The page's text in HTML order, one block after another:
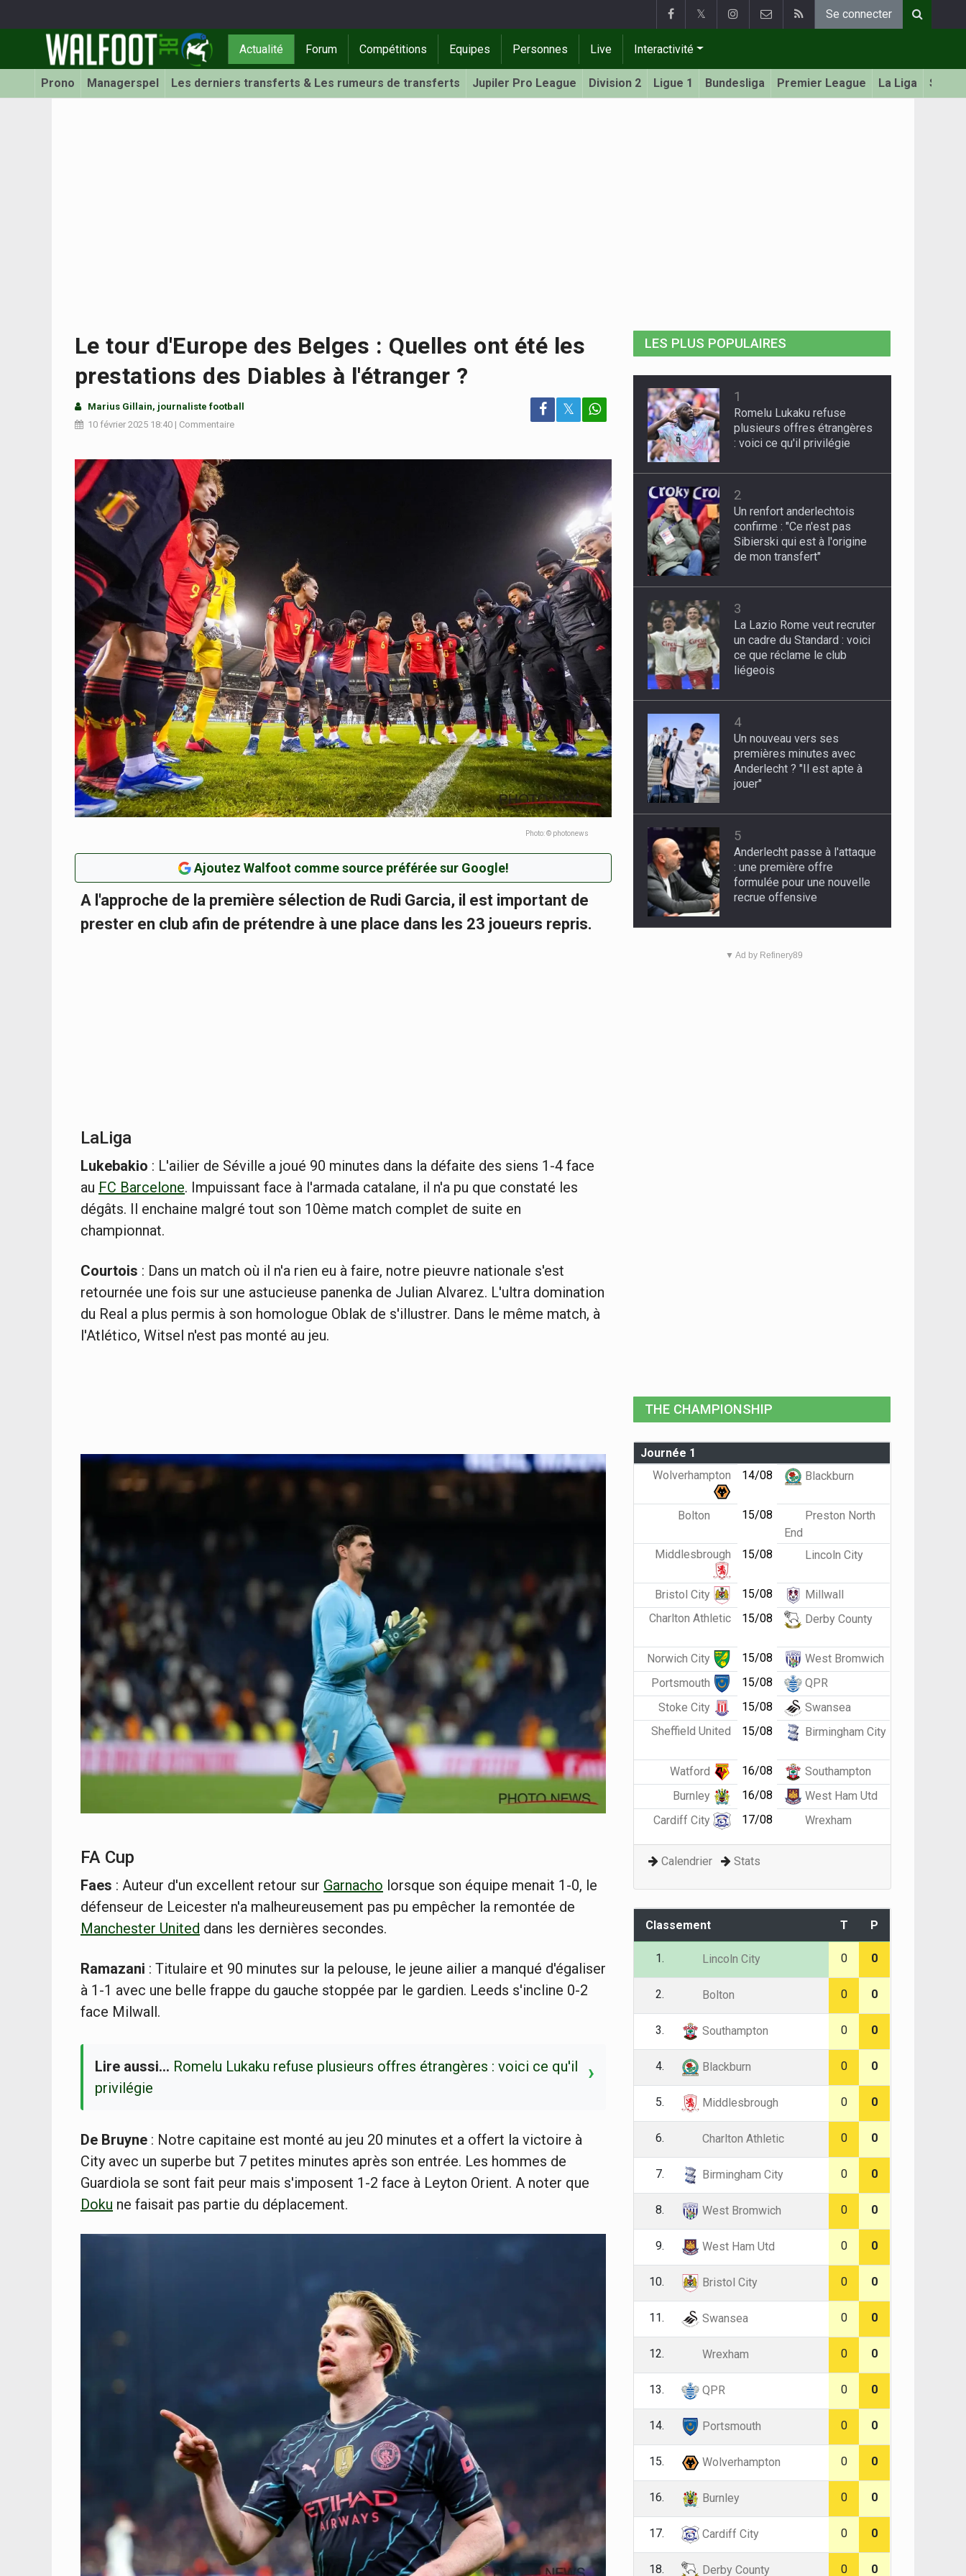
𝕏 Se connecter
Actualité Forum Compétitions Equipes Personnes Live Interactivité
Prono Managerspel Les derniers transferts & Les rumeurs de transferts Jupiler Pro League Division 2 Ligue 1 Bundesliga Premier League La Liga Serie
Le tour d'Europe des Belges : Quelles ont été les
prestations des Diables à l'étranger ?
Marius Gillain, journaliste football
10 février 2025 18:40 | Commentaire
𝕏
Photo: © photonews
Ajoutez Walfoot comme source préférée sur Google!
A l'approche de la première sélection de Rudi Garcia, il est important de
prester en club afin de prétendre à une place dans les 23 joueurs repris.
LaLiga
Lukebakio : L'ailier de Séville a joué 90 minutes dans la défaite des siens 1-4 face
au FC Barcelone. Impuissant face à l'armada catalane, il n'a pu que constaté les
dégâts. Il enchaine malgré tout son 10ème match complet de suite en
championnat.
Courtois : Dans un match où il n'a rien eu à faire, notre pieuvre nationale s'est
retournée une fois sur une astucieuse panenka de Julian Alvarez. L'ultra domination
du Real a plus permis à son homologue Oblak de s'illustrer. Dans le même match, à
l'Atlético, Witsel n'est pas monté au jeu.
FA Cup
Faes : Auteur d'un excellent retour sur Garnacho lorsque son équipe menait 1-0, le
défenseur de Leicester n'a malheureusement pas pu empêcher la remontée de
Manchester United dans les dernières secondes.
Ramazani : Titulaire et 90 minutes sur la pelouse, le jeune ailier a manqué d'égaliser
à 1-1 avec une belle frappe du gauche stoppée par le gardien. Leeds s'incline 0-2
face Milwall.
Lire aussi… Romelu Lukaku refuse plusieurs offres étrangères : voici ce qu'il
privilégie
›
De Bruyne : Notre capitaine est monté au jeu 20 minutes et a offert la victoire à
City avec un superbe but 7 petites minutes après son entrée. Les hommes de
Guardiola se sont fait peur mais s'imposent 1-2 face à Leyton Orient. A noter que
Doku ne faisait pas partie du déplacement.
LES PLUS POPULAIRES
1
Romelu Lukaku refuse
plusieurs offres étrangères
: voici ce qu'il privilégie
2
Un renfort anderlechtois
confirme : "Ce n'est pas
Sibierski qui est à l'origine
de mon transfert"
3
La Lazio Rome veut recruter
un cadre du Standard : voici
ce que réclame le club
liégeois
4
Un nouveau vers ses
premières minutes avec
Anderlecht ? "Il est apte à
jouer"
5
Anderlecht passe à l'attaque
: une première offre
formulée pour une nouvelle
recrue offensive
▼ Ad by Refinery89
THE CHAMPIONSHIP
Journée 1
Wolverhampton
14/08 Blackburn
Bolton 15/08
Preston North
End
Middlesbrough
15/08 Lincoln City
Bristol City 15/08
Millwall
Charlton Athletic
15/08 Derby County
Norwich City 15/08
West Bromwich
Portsmouth
15/08
QPR
Stoke City
15/08
Swansea
Sheffield United
15/08 Birmingham City
Watford 16/08
Southampton
Burnley
16/08
West Ham Utd
Cardiff City
17/08 Wrexham
Calendrier Stats
Classement T P
1. Lincoln City 0 0
2. Bolton 0 0
3. Southampton 0 0
4. Blackburn 0 0
5. Middlesbrough 0 0
6. Charlton Athletic 0 0
7. Birmingham City 0 0
8. West Bromwich 0 0
9. West Ham Utd 0 0
10. Bristol City 0 0
11. Swansea 0 0
12. Wrexham 0 0
13. QPR 0 0
14. Portsmouth 0 0
15. Wolverhampton 0 0
16. Burnley 0 0
17. Cardiff City 0 0
18. Derby County 0 0